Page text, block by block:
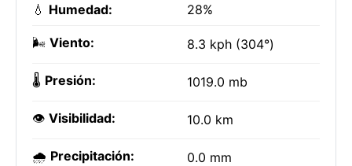
💧 Humedad: 28%
🌬️ Viento: 8.3 kph (304°)
🌡️ Presión: 1019.0 mb
👁️ Visibilidad: 10.0 km
🌧️ Precipitación: 0.0 mm